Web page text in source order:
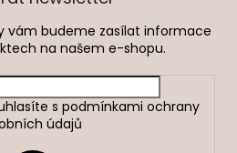
vám budeme zasílat informace
na našem e-shopu.
s podmínkami ochrany
údajů